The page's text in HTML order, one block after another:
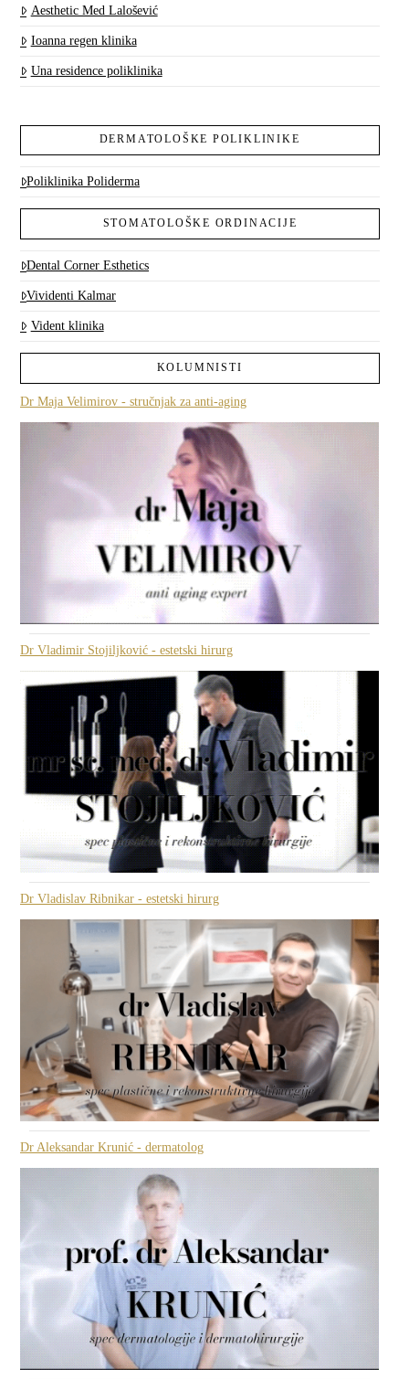
Aesthetic Med Lalošević
Ioanna regen klinika
Una residence poliklinika
DERMATOLOŠKE POLIKLINIKE
Poliklinika Poliderma
STOMATOLOŠKE ORDINACIJE
Dental Corner Esthetics
Vividenti Kalmar
Vident klinika
KOLUMNISTI
Dr Maja Velimirov - stručnjak za anti-aging
Dr Vladimir Stojiljković - estetski hirurg
Dr Vladislav Ribnikar - estetski hirurg
Dr Aleksandar Krunić - dermatolog